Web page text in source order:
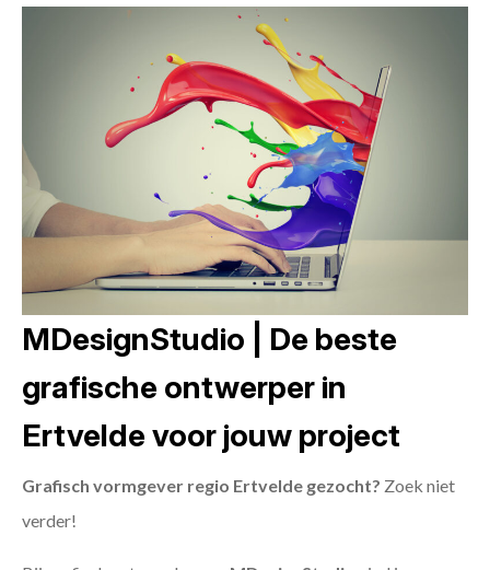
MDesignStudio | De beste
grafische ontwerper in
Ertvelde voor jouw project
Grafisch vormgever regio Ertvelde gezocht? Zoek niet
verder!